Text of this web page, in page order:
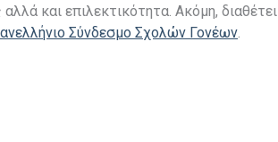
και επιλεκτικότητα. Ακόμη, διαθέτει
Σύνδεσμο Σχολών Γονέων.